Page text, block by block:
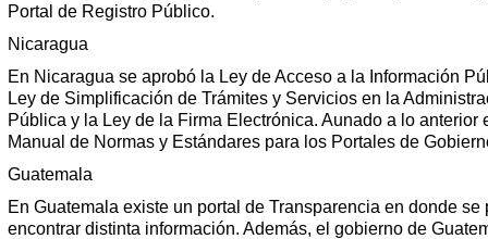
Portal de Registro Público.
Nicaragua
En Nicaragua se aprobó la Ley de Acceso a la Información
Ley de Simplificación de Trámites y Servicios en la
Pública y la Ley de la Firma Electrónica. Aunado a lo anterior
Manual de Normas y Estándares para los Portales de
Guatemala
En Guatemala existe un portal de Transparencia en donde se
encontrar distinta información. Además, el gobierno de